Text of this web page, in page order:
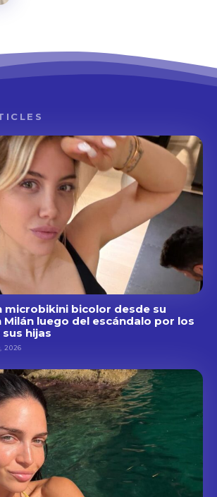
microbikini bicolor desde su
Milán luego del escándalo por los
hijas
2026